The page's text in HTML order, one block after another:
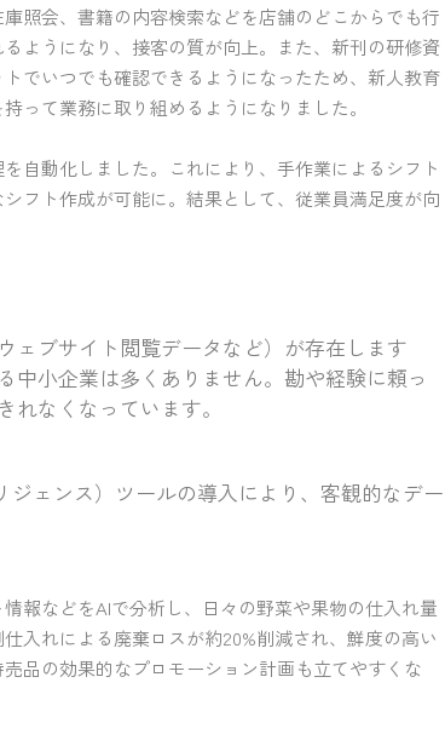
照会、書籍の内容検索などを店舗のどこからでも行
ようになり、接客の質が向上。また、新刊の研修資
でいつでも確認できるようになったため、新人教育
って業務に取り組めるようになりました。
自動化しました。これにより、手作業によるシフト
フト作成が可能に。結果として、従業員満足度が向
ェブサイト閲覧データなど）が存在します
中小企業は多くありません。勘や経験に頼っ
なくなっています。
ェンス）ツールの導入により、客観的なデー
報などをAIで分析し、日々の野菜や果物の仕入れ量
入れによる廃棄ロスが約20%削減され、鮮度の高い
品の効果的なプロモーション計画も立てやすくな